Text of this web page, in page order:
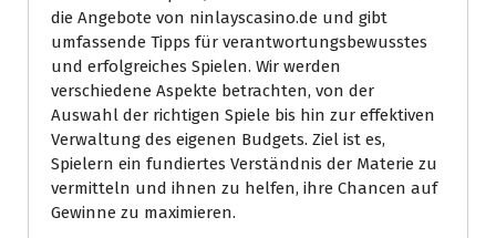
die Angebote von ninlayscasino.de und gibt
umfassende Tipps für verantwortungsbewusstes
und erfolgreiches Spielen. Wir werden
verschiedene Aspekte betrachten, von der
Auswahl der richtigen Spiele bis hin zur effektiven
Verwaltung des eigenen Budgets. Ziel ist es,
Spielern ein fundiertes Verständnis der Materie zu
vermitteln und ihnen zu helfen, ihre Chancen auf
Gewinne zu maximieren.